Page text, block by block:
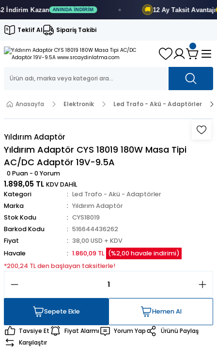
Kazan ANINDA İNDIRIM 🚚 12 AyTaksit Avantajı
Teklif Al Sipariş Takibi
Anasayfa Elektronik Led Trafo - Akü - Adaptörler
Yıldırım Adaptör
Yıldırım Adaptör CYS 18019 180W Masa Tipi
AC/DC Adaptör 19V-9.5A
0 Puan - 0 Yorum
1.898,05 TL KDV DAHİL
Kategori
Led Trafo - Akü - Adaptörler
Marka
Yıldırım Adaptör
Stok Kodu
CYS18019
Barkod Kodu
516644436262
Fiyat
38,00 USD + KDV
Havale
1.860,09 TL (%2,00 havale indirimi)
*200,24 TL den başlayan taksitlerle!
Sepete Ekle
Hemen Al
Hemen Al
Tavsiye Et Fiyat Alarmı Yorum Yap
Ürünü Paylaş
Karşılaştır